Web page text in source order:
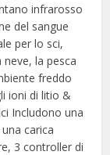
infrarosso
del sangue
per lo sci,
neve, la pesca
freddo
ioni di litio &
Includono una
carica
3 controller di